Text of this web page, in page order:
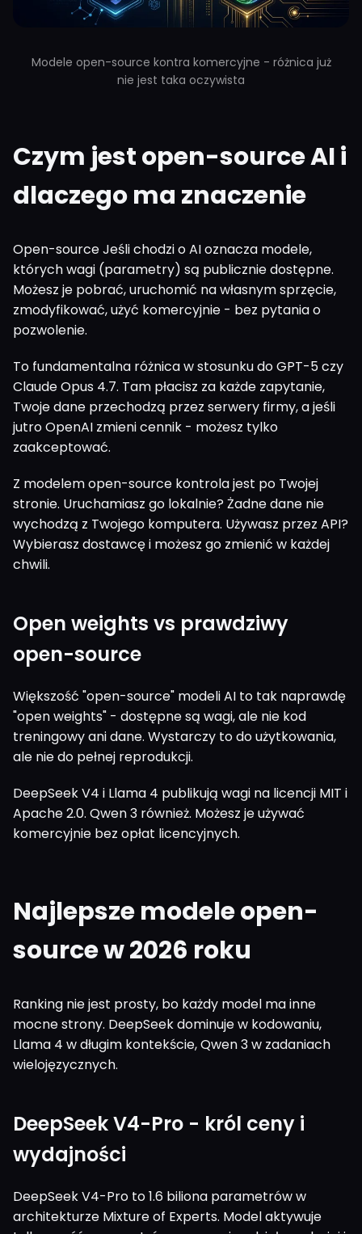
Modele open-source kontra komercyjne - różnica już
nie jest taka oczywista
Czym jest open-source AI i
dlaczego ma znaczenie
Open-source Jeśli chodzi o AI oznacza modele,
których wagi (parametry) są publicznie dostępne.
Możesz je pobrać, uruchomić na własnym sprzęcie,
zmodyfikować, użyć komercyjnie - bez pytania o
pozwolenie.
To fundamentalna różnica w stosunku do GPT-5 czy
Claude Opus 4.7. Tam płacisz za każde zapytanie,
Twoje dane przechodzą przez serwery firmy, a jeśli
jutro OpenAI zmieni cennik - możesz tylko
zaakceptować.
Z modelem open-source kontrola jest po Twojej
stronie. Uruchamiasz go lokalnie? Żadne dane nie
wychodzą z Twojego komputera. Używasz przez API?
Wybierasz dostawcę i możesz go zmienić w każdej
chwili.
Open weights vs prawdziwy
open-source
Większość "open-source" modeli AI to tak naprawdę
"open weights" - dostępne są wagi, ale nie kod
treningowy ani dane. Wystarczy to do użytkowania,
ale nie do pełnej reprodukcji.
DeepSeek V4 i Llama 4 publikują wagi na licencji MIT i
Apache 2.0. Qwen 3 również. Możesz je używać
komercyjnie bez opłat licencyjnych.
Najlepsze modele open-
source w 2026 roku
Ranking nie jest prosty, bo każdy model ma inne
mocne strony. DeepSeek dominuje w kodowaniu,
Llama 4 w długim kontekście, Qwen 3 w zadaniach
wielojęzycznych.
DeepSeek V4-Pro - król ceny i
wydajności
DeepSeek V4-Pro to 1.6 biliona parametrów w
architekturze Mixture of Experts. Model aktywuje